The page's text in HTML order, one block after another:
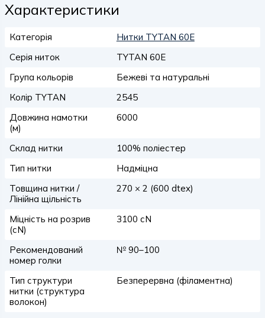
Характеристики
Категорія
Нитки TYTAN 60E
Серія ниток
TYTAN 60E
Група кольорів
Бежеві та натуральні
Колір TYTAN
2545
Довжина намотки
(м)
6000
Склад нитки
100% поліестер
Тип нитки
Надміцна
Товщина нитки /
Лінійна щільність
270 × 2 (600 dtex)
Міцність на розрив
(сN)
3100 сN
Рекомендований
номер голки
№ 90–100
Тип структури
нитки (структура
волокон)
Безперервна (філаментна)